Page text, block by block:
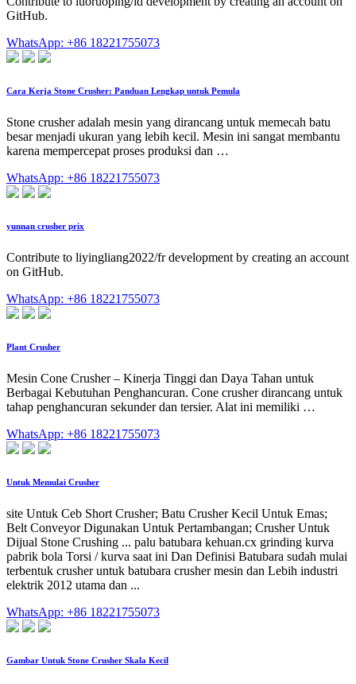
GitHub.
WhatsApp: +86 18221755073
Cara Kerja Stone Crusher: Panduan Lengkap untuk Pemula
Stone crusher adalah mesin yang dirancang untuk memecah batu
besar menjadi ukuran yang lebih kecil. Mesin ini sangat membantu
karena mempercepat proses produksi dan …
WhatsApp: +86 18221755073
yunnan crusher prix
Contribute to liyingliang2022/fr development by creating an account
on GitHub.
WhatsApp: +86 18221755073
Plant Crusher
Mesin Cone Crusher – Kinerja Tinggi dan Daya Tahan untuk
Berbagai Kebutuhan Penghancuran. Cone crusher dirancang untuk
tahap penghancuran sekunder dan tersier. Alat ini memiliki …
WhatsApp: +86 18221755073
Untuk Memulai Crusher
site Untuk Ceb Short Crusher; Batu Crusher Kecil Untuk Emas;
Belt Conveyor Digunakan Untuk Pertambangan; Crusher Untuk
Dijual Stone Crushing ... palu batubara kehuan.cx grinding kurva
pabrik bola Torsi / kurva saat ini Dan Definisi Batubara sudah mulai
terbentuk crusher untuk batubara crusher mesin dan Lebih industri
elektrik 2012 utama dan ...
WhatsApp: +86 18221755073
Gambar Untuk Stone Crusher Skala Kecil